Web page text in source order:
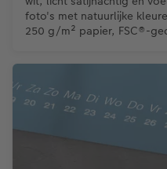
foto's met natuurlijke
250 g/m² papier, FSC®-